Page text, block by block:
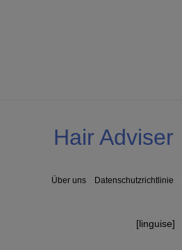
Hair Adviser
Über uns Datenschutzrichtlinie
[linguise]